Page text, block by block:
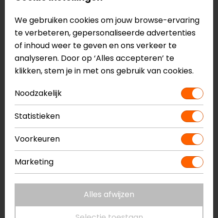
Voorgebogen vingers
Gore-Tex constructie en Gore-Grip
80 gram Primaloft silver thermo voering
Korte manchet
Verstelbare manchet
Lusje bij manchet om de handschoen makkelijk
aan te trekken
SP knokkel protector met textiellaag over
protector
Interne palm vulling voor extra bescherming
Bescherming op vingers en duim
CE level 1 KP
Meer informatie nodig?
Heb je meer informatie nodig over dit product?
We gebruiken cookies om jouw browse-ervaring
te verbeteren, gepersonaliseerde advertenties
of inhoud weer te geven en ons verkeer te
analyseren. Door op ‘Alles accepteren’ te
klikken, stem je in met ons gebruik van cookies.
Noodzakelijk
Statistieken
Voorkeuren
Marketing
Alles afwijzen